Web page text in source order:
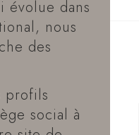
évolue dans
nous
des
profils
social à